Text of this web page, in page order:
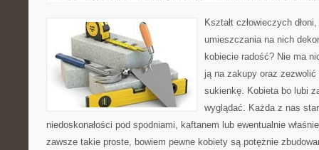
Kształt człowieczych
umieszczania na nich
kobiecie radość? Nie ma
ją na zakupy oraz
sukienkę. Kobieta bo lubi
wyglądać. Każda z nas
niedoskonałości pod spodniami, kaftanem lub ewentualnie
zawsze takie proste, bowiem pewne kobiety są potężnie